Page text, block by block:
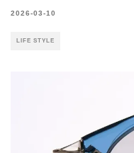
2026-03-10
LIFE STYLE